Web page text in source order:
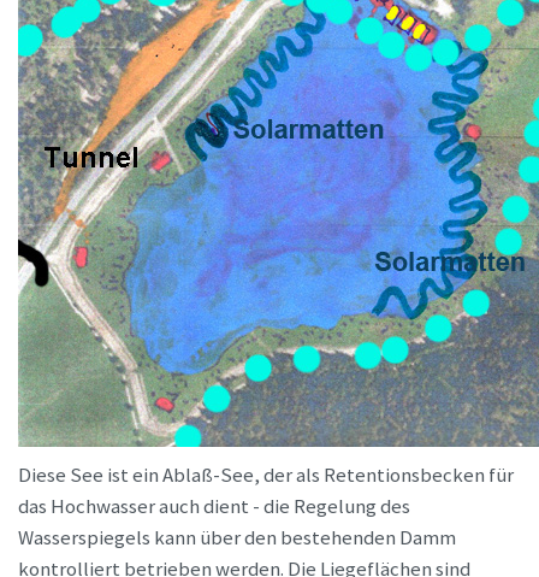
Diese See ist ein Ablaß-See, der als Retentionsbecken für
das Hochwasser auch dient - die Regelung des
Wasserspiegels kann über den bestehenden Damm
kontrolliert betrieben werden. Die Liegeflächen sind